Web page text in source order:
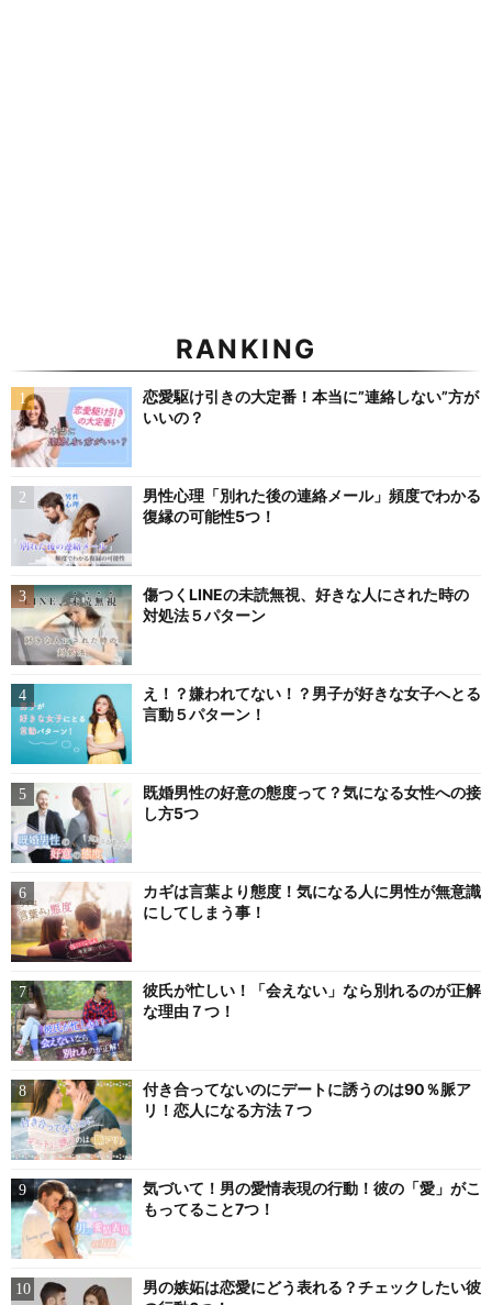
RANKING
恋愛駆け引きの大定番！本当に”連絡しない”方が
いいの？
男性心理「別れた後の連絡メール」頻度でわかる
復縁の可能性5つ！
傷つくLINEの未読無視、好きな人にされた時の
対処法５パターン
え！？嫌われてない！？男子が好きな女子へとる
言動５パターン！
既婚男性の好意の態度って？気になる女性への接
し方5つ
カギは言葉より態度！気になる人に男性が無意識
にしてしまう事！
彼氏が忙しい！「会えない」なら別れるのが正解
な理由７つ！
付き合ってないのにデートに誘うのは90％脈ア
リ！恋人になる方法７つ
気づいて！男の愛情表現の行動！彼の「愛」がこ
もってること7つ！
男の嫉妬は恋愛にどう表れる？チェックしたい彼